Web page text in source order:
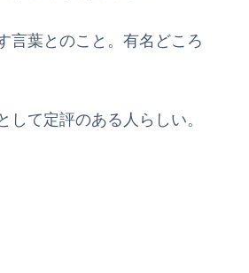
言葉とのこと。有名どころ
て定評のある人らしい。